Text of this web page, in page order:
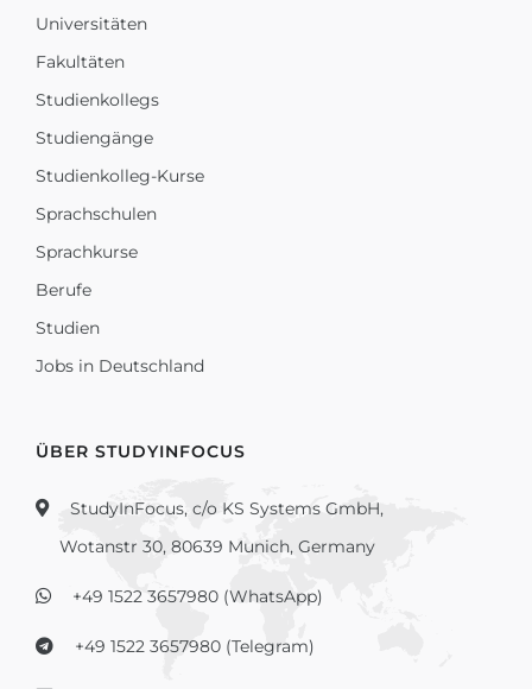
Universitäten
Fakultäten
Studienkollegs
Studiengänge
Studienkolleg-Kurse
Sprachschulen
Sprachkurse
Berufe
Studien
Jobs in Deutschland
ÜBER STUDYINFOCUS
StudyInFocus, c/o KS Systems GmbH,
Wotanstr 30, 80639 Munich, Germany
+49 1522 3657980 (WhatsApp)
+49 1522 3657980 (Telegram)